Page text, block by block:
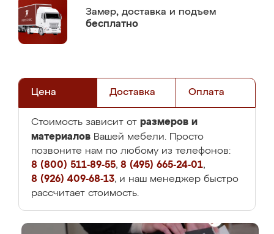
Замер, доставка и подъем
бесплатно
Цена Доставка Оплата
Стоимость зависит от размеров и
материалов Вашей мебели. Просто
позвоните нам по любому из телефонов:
8 (800) 511-89-55, 8 (495) 665-24-01,
8 (926) 409-68-13, и наш менеджер быстро
рассчитает стоимость.